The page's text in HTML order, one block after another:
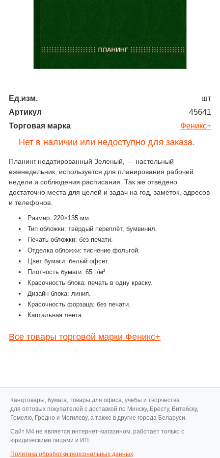
Ед.изм.
шт
Артикул
45641
Торговая марка
Феникс+
Нет в наличии или недоступно для заказа.
Планинг недатированный Зеленый, — настольный
еженедельник, используется для планирования рабочей
недели и соблюдения расписания. Так же отведено
достаточно места для целей и задач на год, заметок, адресов
и телефонов.
Размер: 220×135 мм.
Тип обложки: твёрдый переплёт, бумвинил.
Печать обложки: без печати.
Отделка обложки: тиснение фольгой.
Цвет бумаги: белый офсет.
Плотность бумаги: 65 г/м².
Красочность блока: печать в одну краску.
Дизайн блока: линия.
Красочность форзаца: без печати.
Каптальная лента.
Все товары торговой марки Феникс+
Канцтовары, бумага, товары для офиса, учебы и творчества
для оптовых покупателей с доставкой по Минску, Бресту, Витебску,
Гомелю, Гродно и Могилеву, а также в другие города Беларуси.
Cайт M4 не является интернет-магазином, работает только с
юридическими лицами и ИП.
Политика обработки персональных данных